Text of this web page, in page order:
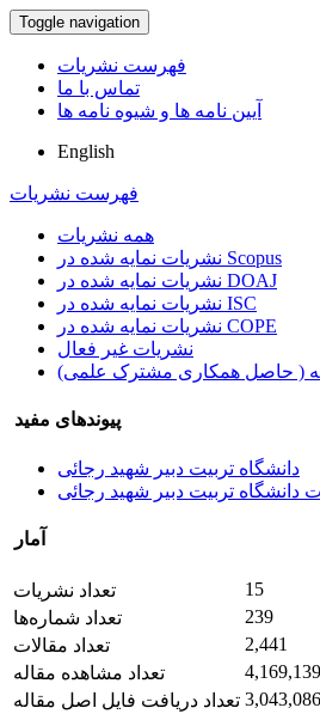
Toggle navigation
فهرست نشریات
تماس با ما
آیین نامه ها و شیوه نامه ها
English
فهرست نشریات
همه نشریات
نشریات نمایه شده در Scopus
نشریات نمایه شده در DOAJ
نشریات نمایه شده در ISC
نشریات نمایه شده در COPE
نشریات غیر فعال
( حاصل همکاری مشترک علمی)
پیوندهای مفید
دانشگاه تربیت دبیر شهید رجائی
دانشگاه تربیت دبیر شهید رجائی
آمار
تعداد نشریات
15
تعداد شماره‌ها
239
تعداد مقالات
2,441
تعداد مشاهده مقاله
4,169,139
تعداد دریافت فایل اصل مقاله 3,043,086